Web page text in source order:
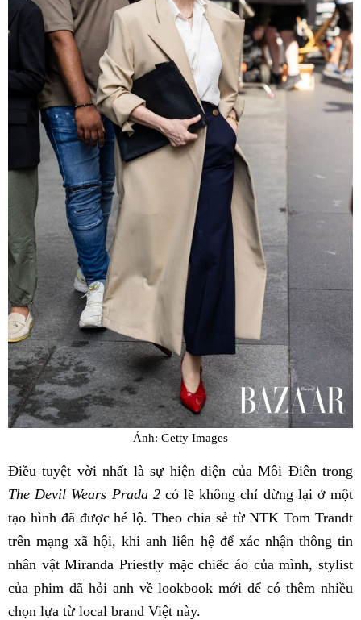
Ảnh: Getty Images
Điều tuyệt vời nhất là sự hiện diện của Môi Điên trong
The Devil Wears Prada 2có lẽ không chỉ dừng lại ở một
tạo hình đã được hé lộ. Theo chia sẻ từ NTK Tom Trandt
trên mạng xã hội, khi anh liên hệ để xác nhận thông tin
nhân vật Miranda Priestly mặc chiếc áo của mình, stylist
của phim đã hỏi anh về lookbook mới để có thêm nhiều
chọn lựa từ local brand Việt này.